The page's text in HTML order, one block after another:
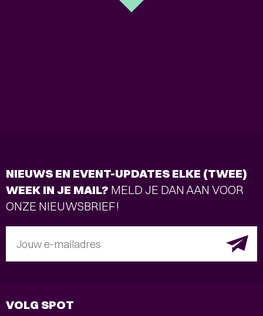
NIEUWS EN EVENT-UPDATES ELKE (TWEE)
WEEK IN JE MAIL? MELD JE DAN AAN VOOR
ONZE NIEUWSBRIEF!
Jouw e-mailadres
VOLG SPOT